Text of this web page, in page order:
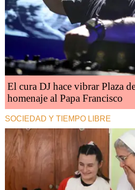
El cura DJ hace vibrar Plaza
homenaje al Papa Francisco
SOCIEDAD Y TIEMPO LIBRE